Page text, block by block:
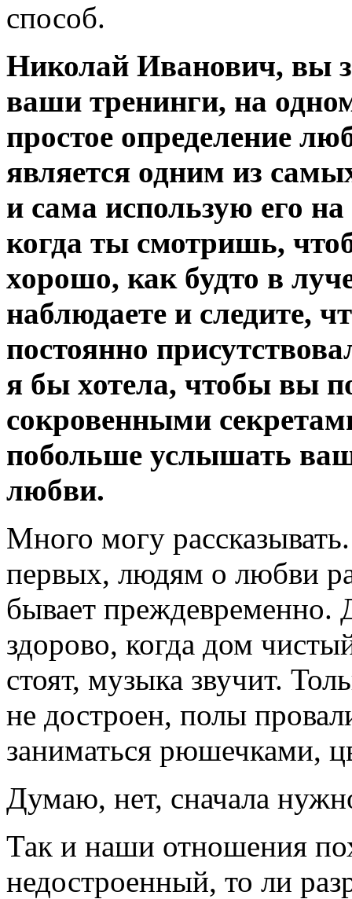
способ.
Николай Иванович, вы
ваши тренинги, на
простое определение
является одним из
и сама использую его
когда ты смотришь,
хорошо, как будто в
наблюдаете и следите,
постоянно
я бы хотела, чтобы вы
сокровенными
побольше услышать
любви.
Много могу
первых, людям о любви
бывает преждевременно.
здорово, когда дом
стоят, музыка звучит.
не достроен, полы
заниматься рюшечками,
Думаю, нет, сначала
Так и наши отношения
недостроенный, то ли